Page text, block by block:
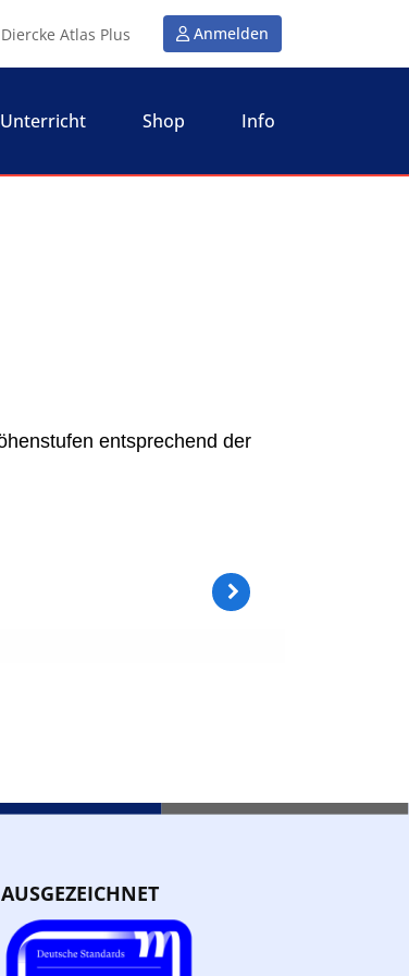
Diercke Atlas Plus Anmelden
Unterricht Shop Info
AUSGEZEICHNET